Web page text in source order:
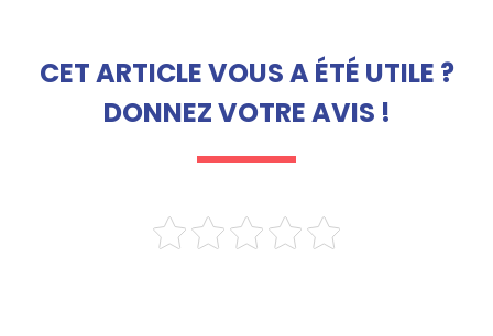
CET ARTICLE VOUS A ÉTÉ UTILE ?
DONNEZ VOTRE AVIS !